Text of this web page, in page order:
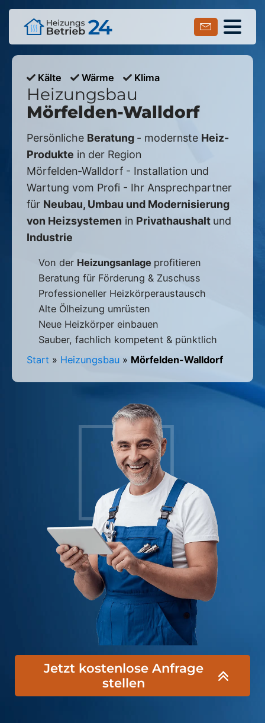
Kälte Wärme Klima
Heizungsbau
Mörfelden-Walldorf
Persönliche Beratung - modernste Heiz-
Produkte in der Region
Mörfelden-Walldorf - Installation und
Wartung vom Profi - Ihr Ansprechpartner
für Neubau, Umbau und Modernisierung
von Heizsystemen in Privathaushalt und
Industrie
Von der Heizungsanlage profitieren
Beratung für Förderung & Zuschuss
Professioneller Heizkörperaustausch
Alte Ölheizung umrüsten
Neue Heizkörper einbauen
Sauber, fachlich kompetent & pünktlich
Start » Heizungsbau » Mörfelden-Walldorf
Jetzt kostenlose Anfrage
stellen